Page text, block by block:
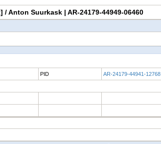
Anton Suurkask | AR-24179-44949-06460
PID AR-24179-44941-12768